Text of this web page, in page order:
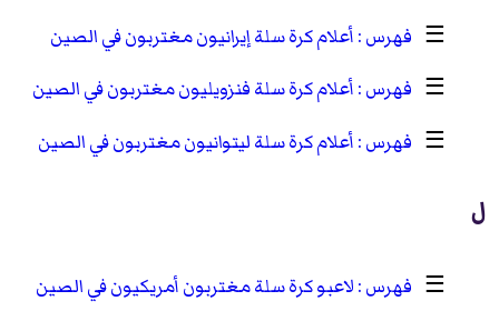
☰
أعلام كرة سلة إيرانيون مغتربون في الصين
☰
أعلام كرة سلة فنزويليون مغتربون في الصين
☰
أعلام كرة سلة ليتوانيون مغتربون في الصين
ل
☰ لاعبو كرة سلة مغتربون أمريكيون في الصين